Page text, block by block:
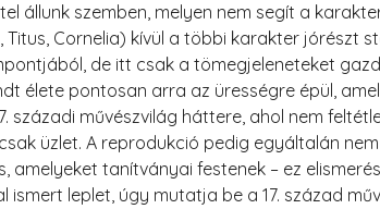
állunk szemben, melyen nem segít a
Cornelia) kívül a többi karakter jórészt
de itt csak a tömegjeleneteket
élete pontosan arra az ürességre épül,
századi művészvilág háttere, ahol nem
üzlet. A reprodukció pedig egyáltalán
tanítványai festenek – ez
leplet, úgy mutatja be a 17. század